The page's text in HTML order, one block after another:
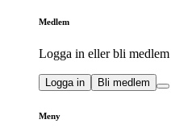
Medlem
Logga in eller bli
Logga in Bli medlem
Meny